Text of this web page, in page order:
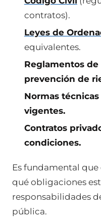
contratos).
Leyes de
equivalentes.
Reglamentos
prevención de
Normas
vigentes.
Contratos
condiciones.
Es fundamental
qué obligaciones
responsabilidades
pública.